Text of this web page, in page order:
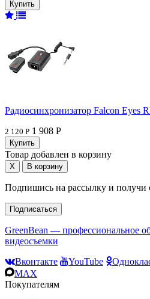
Радиосинхронизатор Falcon Eyes
2 120 Р 1 908 Р
Товар добавлен в корзину
Подпишись на рассылку и получи
Подписаться
GreenBean — профессиональное
видеосъемки
Вконтакте
YouTube
MAX
Покупателям